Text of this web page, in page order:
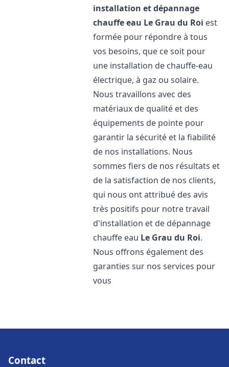
installation et dépannage
chauffe eau Le Grau du Roi est
formée pour répondre à tous
vos besoins, que ce soit pour
une installation de chauffe-eau
électrique, à gaz ou solaire.
Nous travaillons avec des
matériaux de qualité et des
équipements de pointe pour
garantir la sécurité et la fiabilité
de nos installations. Nous
sommes fiers de nos résultats et
de la satisfaction de nos clients,
qui nous ont attribué des avis
très positifs pour notre travail
d'installation et de dépannage
chauffe eau Le Grau du Roi.
Nous offrons également des
garanties sur nos services pour
vous
Contact